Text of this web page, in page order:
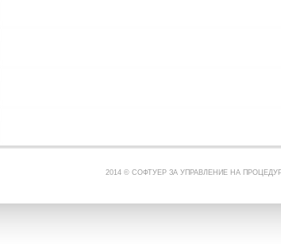
2014 © СОФТУЕР ЗА УПРАВЛЕНИЕ НА